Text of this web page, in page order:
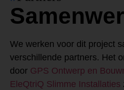
We werken voor dit project
verschillende partners. Het
door GPS Ontwerp en
EleQtriQ Slimme Installaties